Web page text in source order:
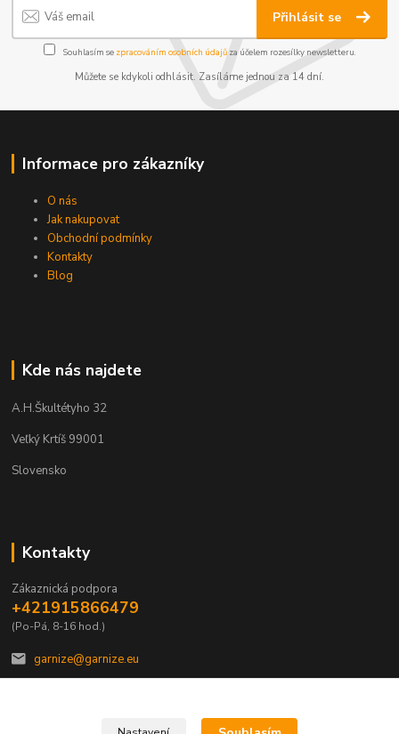
Přihlásit se
Souhlasím se zpracováním osobních údajůza účelem rozesílky newsletteru.
Můžete se kdykoli odhlásit. Zasíláme jednou za 14 dní.
Informace pro zákazníky
O nás
Jak nakupovat
Obchodní podmínky
Kontakty
Blog
Kde nás najdete
A.H.Škultétyho 32
Veľký Krtíš 99001
Slovensko
Kontakty
Zákaznická podpora
+421915866479
(Po-Pá, 8-16 hod.)
garnize@garnize.eu